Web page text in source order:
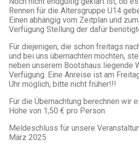
Rennen für die Altersgruppe U14
Einen abhängig vom Zeitplan und
Verfügung Stellung der dafür
Für diejenigen, die schon freitags
und bei uns übernachten möchten,
neben unserem Bootshaus liegende
Verfügung. Eine Anreise ist am
Uhr möglich, bitte nicht früher!!!
Für die Übernachtung berechnen wir
Höhe von 1,50 € pro Person.
Meldeschluss für unsere
März 2025